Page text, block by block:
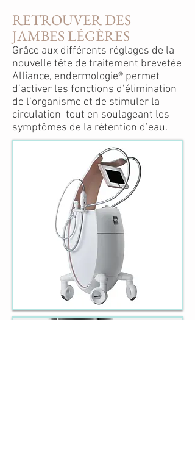
RETROUVER DES
JAMBES LÉGÈRES
Grâce aux différents réglages de la
nouvelle tête de traitement brevetée
Alliance, endermologie® permet
d’activer les fonctions d’élimination
de l’organisme et de stimuler la
circulation tout en soulageant les
symptômes de la rétention d’eau.